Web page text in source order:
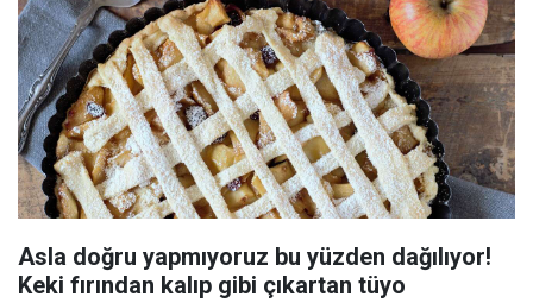
Asla doğru yapmıyoruz bu yüzden dağılıyor!
Keki fırından kalıp gibi çıkartan tüyo